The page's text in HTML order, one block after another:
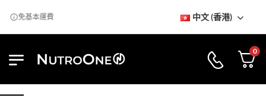
免基本運費 中文 (香港)
0